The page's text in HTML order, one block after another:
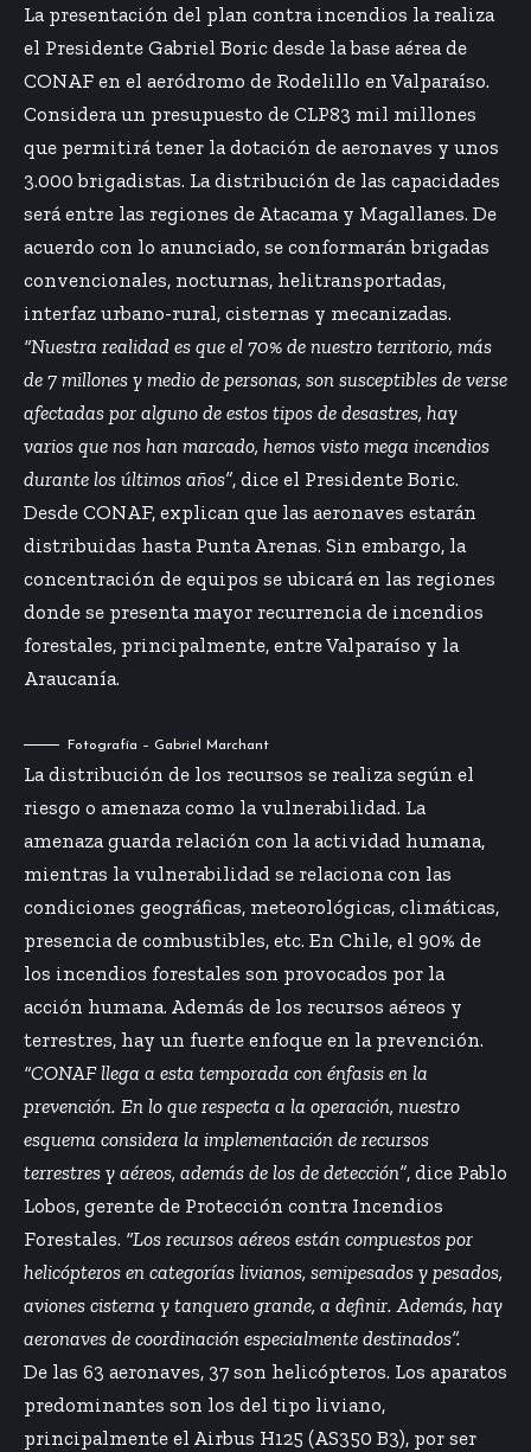
La presentación del plan contra incendios la realiza
el Presidente Gabriel Boric desde la base aérea de
CONAF en el aeródromo de Rodelillo en Valparaíso.
Considera un presupuesto de CLP83 mil millones
que permitirá tener la dotación de aeronaves y unos
3.000 brigadistas. La distribución de las capacidades
será entre las regiones de Atacama y Magallanes. De
acuerdo con lo anunciado, se conformarán brigadas
convencionales, nocturnas, helitransportadas,
interfaz urbano-rural, cisternas y mecanizadas.
“Nuestra realidad es que el 70% de nuestro territorio, más
de 7 millones y medio de personas, son susceptibles de verse
afectadas por alguno de estos tipos de desastres, hay
varios que nos han marcado, hemos visto mega incendios
durante los últimos años”, dice el Presidente Boric.
Desde CONAF, explican que las aeronaves estarán
distribuidas hasta Punta Arenas. Sin embargo, la
concentración de equipos se ubicará en las regiones
donde se presenta mayor recurrencia de incendios
forestales, principalmente, entre Valparaíso y la
Araucanía.
Fotografía – Gabriel Marchant
La distribución de los recursos se realiza según el
riesgo o amenaza como la vulnerabilidad. La
amenaza guarda relación con la actividad humana,
mientras la vulnerabilidad se relaciona con las
condiciones geográficas, meteorológicas, climáticas,
presencia de combustibles, etc. En Chile, el 90% de
los incendios forestales son provocados por la
acción humana. Además de los recursos aéreos y
terrestres, hay un fuerte enfoque en la prevención.
“CONAF llega a esta temporada con énfasis en la
prevención. En lo que respecta a la operación, nuestro
esquema considera la implementación de recursos
terrestres y aéreos, además de los de detección”, dice Pablo
Lobos, gerente de Protección contra Incendios
Forestales. “Los recursos aéreos están compuestos por
helicópteros en categorías livianos, semipesados y pesados,
aviones cisterna y tanquero grande, a definir. Además, hay
aeronaves de coordinación especialmente destinados”.
De las 63 aeronaves, 37 son helicópteros. Los aparatos
predominantes son los del tipo liviano,
principalmente el Airbus H125 (AS350 B3), por ser